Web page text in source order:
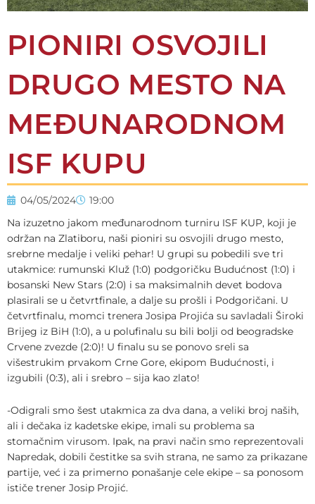
PIONIRI OSVOJILI
DRUGO MESTO NA
MEĐUNARODNOM
ISF KUPU
04/05/2024
19:00
Na izuzetno jakom međunarodnom turniru ISF KUP, koji je
održan na Zlatiboru, naši pioniri su osvojili drugo mesto,
srebrne medalje i veliki pehar! U grupi su pobedili sve tri
utakmice: rumunski Kluž (1:0) podgoričku Budućnost (1:0) i
bosanski New Stars (2:0) i sa maksimalnih devet bodova
plasirali se u četvrtfinale, a dalje su prošli i Podgoričani. U
četvrtfinalu, momci trenera Josipa Projića su savladali Široki
Brijeg iz BiH (1:0), a u polufinalu su bili bolji od beogradske
Crvene zvezde (2:0)! U finalu su se ponovo sreli sa
višestrukim prvakom Crne Gore, ekipom Budućnosti, i
izgubili (0:3), ali i srebro – sija kao zlato!
-Odigrali smo šest utakmica za dva dana, a veliki broj naših,
ali i dečaka iz kadetske ekipe, imali su problema sa
stomačnim virusom. Ipak, na pravi način smo reprezentovali
Napredak, dobili čestitke sa svih strana, ne samo za prikazane
partije, već i za primerno ponašanje cele ekipe – sa ponosom
ističe trener Josip Projić.